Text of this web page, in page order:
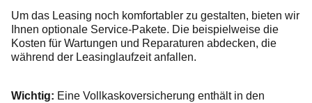
Um das Leasing noch komfortabler zu gestalten, bieten wir
Ihnen optionale Service-Pakete. Die beispielweise die
Kosten für Wartungen und Reparaturen abdecken, die
während der Leasinglaufzeit anfallen.
Wichtig: Eine Vollkaskoversicherung enthält in den